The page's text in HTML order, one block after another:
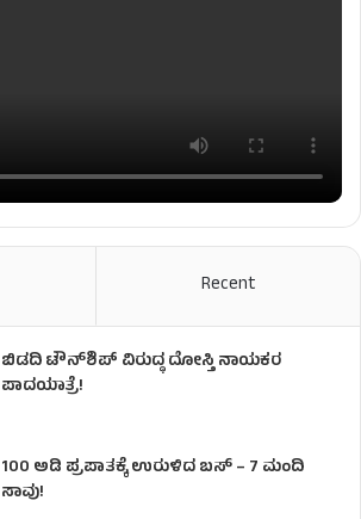
Recent
ಬಿಡದಿ ಟೌನ್‌ಶಿಪ್‌ ವಿರುದ್ಧ ದೋಸ್ತಿ ನಾಯಕರ
ಪಾದಯಾತ್ರೆ!
100 ಅಡಿ ಪ್ರಪಾತಕ್ಕೆ ಉರುಳಿದ ಬಸ್‌ – 7 ಮಂದಿ
ಸಾವು!